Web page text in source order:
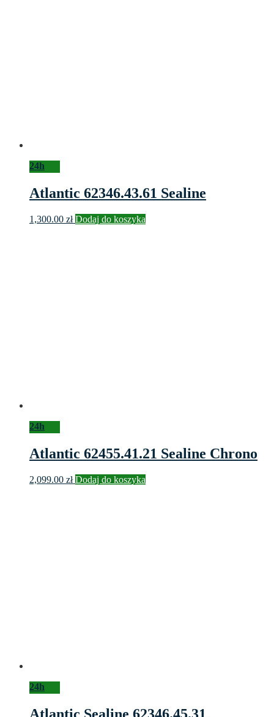
24h
Atlantic 62346.43.61 Sealine
1,300.00 zł Dodaj do koszyka
24h
Atlantic 62455.41.21 Sealine Chrono
2,099.00 zł Dodaj do koszyka
24h
Atlantic Sealine 62346.45.31